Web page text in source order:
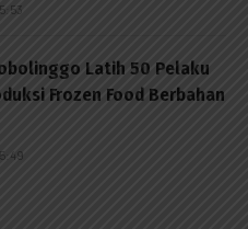
Latih 50 Pelaku
Frozen Food Berbahan